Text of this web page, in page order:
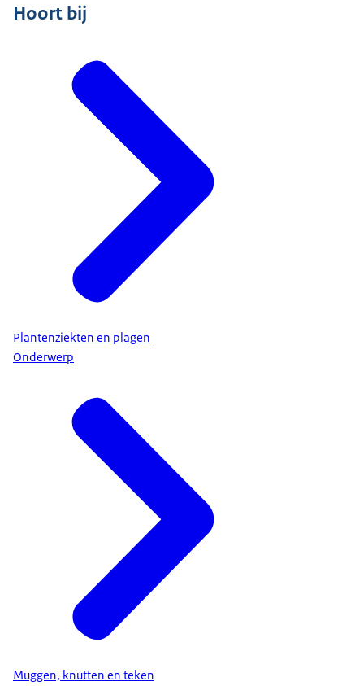
Hoort bij
Plantenziekten en plagen
Onderwerp
Muggen, knutten en teken